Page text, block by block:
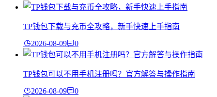
TP钱包下载与充币全攻略，新手快速上手指南
2026-08-09 0
TP钱包可以不用手机注册吗？官方解答与操作指南
2026-08-09 0